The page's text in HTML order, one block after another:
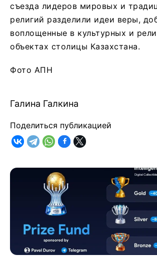
съезда лидеров мировых и
религий разделили идеи веры,
воплощенные в культурных и
объектах столицы Казахстана.
Фото АПН
Галина Галкина
Поделиться публикацией